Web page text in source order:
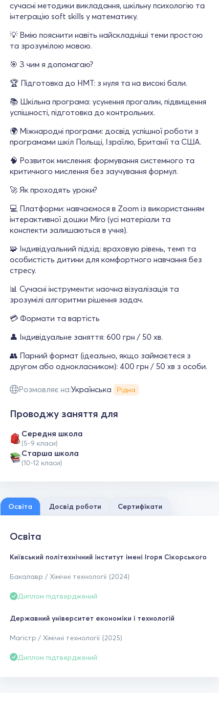
сучасні методики викладання, шкільну психологію та
інтеграцію soft skills у математику.
💡 Вмію пояснити навіть найскладніші теми простою
та зрозумілою мовою.
🎯 З чим я допомагаю?
🏆 Підготовка до НМТ: з нуля та на високі бали.
📚 Шкільна програма: усунення прогалин, підвищення
успішності, підготовка до контрольних.
🌍 Міжнародні програми: досвід успішної роботи з
програмами шкіл Польщі, Ізраїлю, Британії та США.
🧠 Розвиток мислення: формування системного та
критичного мислення без заучування формул.
🚀 Як проходять уроки?
💻 Платформи: навчаємося в Zoom із використанням
інтерактивної дошки Miro (усі матеріали та
конспекти залишаються в учня).
🧩 Індивідуальний підхід: враховую рівень, темп та
особистість дитини для комфортного навчання без
стресу.
📊 Сучасні інструменти: наочна візуалізація та
зрозумілі алгоритми рішення задач.
💳 Формати та вартість
👤 Індивідуальне заняття: 600 грн / 50 хв.
👥 Парний формат (ідеально, якщо займаєтеся з
другом або однокласником): 400 грн / 50 хв з особи.
Розмовляє на:Українська Рідна
Проводжу заняття для
Середня школа
(5-9 класи)
Старша школа
(10-12 класи)
Освіта Досвід роботи Сертифікати
Освіта
Київський політехнічний інститут імені Ігоря Сікорського
Бакалавр / Хімічні технології (2024)
Диплом підтверджений
Державний університет економіки і технологій
Магістр / Хімічні технології (2025)
Диплом підтверджений